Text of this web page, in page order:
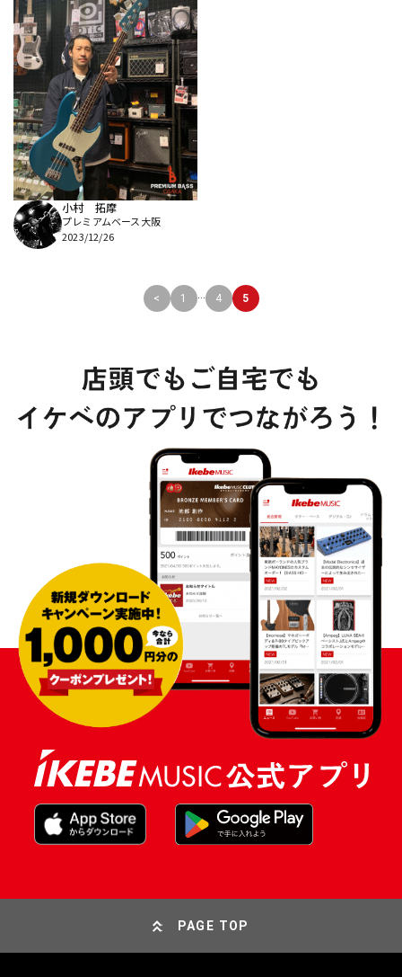
小村 拓摩
プレミアムベース大阪
2023/12/26
< 1 ... 4 5
PAGE TOP